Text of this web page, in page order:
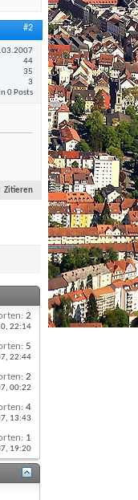
#2
44
35
3
0 Posts
Zitieren
2
22:14
5
22:44
2
00:22
4
13:43
1
19:20